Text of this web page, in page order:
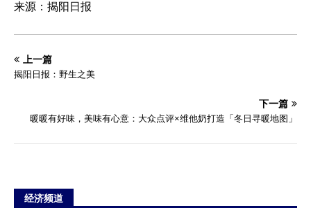
来源：揭阳日报
上一篇
揭阳日报：野生之美
下一篇
暖暖有好味，美味有心意：大众点评×维他奶打造「冬日寻暖地图」
经济频道